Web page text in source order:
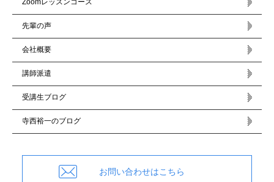
Zoomレッスンコース
先輩の声
会社概要
講師派遣
受講生ブログ
寺西裕一のブログ
お問い合わせはこちら